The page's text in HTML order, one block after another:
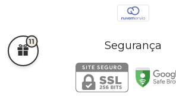
Segurança
11